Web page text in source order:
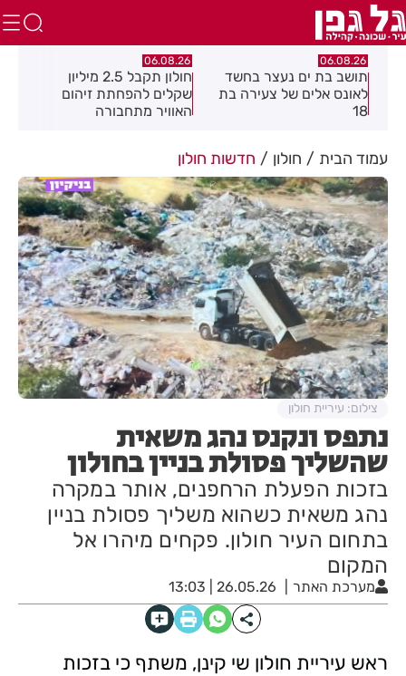
06.08.26
תושב בת ים נעצר בחשד
לאונס אלים של צעירה בת
18
06.08.26
חולון תקבל 2.5 מיליון
שקלים להפחתת זיהום
האוויר מתחבורה
עמוד הבית חולון חדשות חולון
נתפס ונקנס נהג משאית
שהשליך פסולת בניין בחולון
בזכות הפעלת הרחפנים, אותר במקרה
נהג משאית כשהוא משליך פסולת בניין
בתחום העיר חולון. פקחים מיהרו אל
המקום
מערכת האתר 26.05.26 | 13:03
צילום: עיריית חולון
ראש עיריית חולון שי קינן, משתף כי בזכות